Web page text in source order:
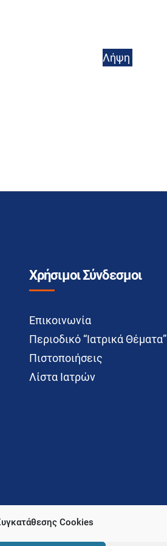
Cookies
Λήψη
Χρήσιμοι Σύνδεσμοι
Επικοινωνία
Περιοδικό “Ιατρικά Θέματα”
Πιστοποιήσεις
Λίστα Ιατρών